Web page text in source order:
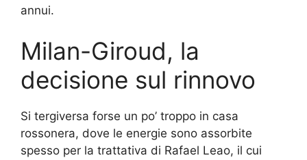
annui.
Milan-Giroud, la
decisione sul rinnovo
Si tergiversa forse un po’ troppo in casa
rossonera, dove le energie sono assorbite
spesso per la trattativa di Rafael Leao, il cui